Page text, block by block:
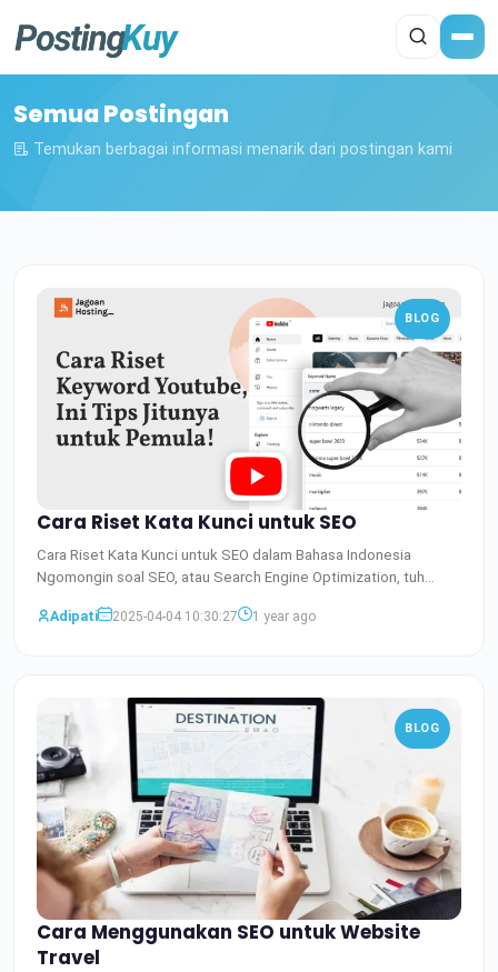
Semua Postingan
Temukan berbagai informasi menarik dari postingan kami
BLOG
Cara Riset Kata Kunci untuk SEO
Cara Riset Kata Kunci untuk SEO dalam Bahasa Indonesia
Ngomongin soal SEO, atau Search Engine Optimization, tuh
Adipati
2025-04-04 10:30:27 1 year ago
BLOG
Cara Menggunakan SEO untuk Website
Travel